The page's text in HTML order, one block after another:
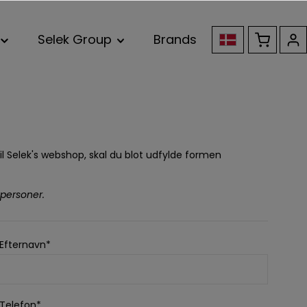
Selek Group Brands
Selek's webshop, skal du blot udfylde formen